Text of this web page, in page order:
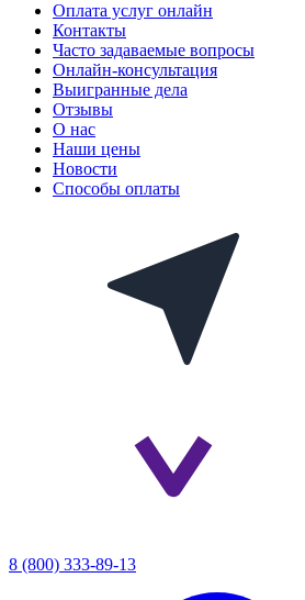
Оплата услуг онлайн
Контакты
Часто задаваемые вопросы
Онлайн-консультация
Выигранные дела
Отзывы
О нас
Наши цены
Новости
Способы оплаты
8 (800) 333-89-13